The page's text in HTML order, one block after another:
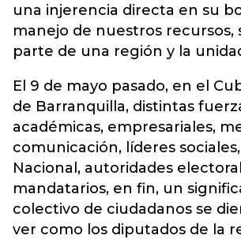
una injerencia directa en su
manejo de nuestros recursos,
parte de una región y la
El 9 de mayo pasado, en el
de Barranquilla, distintas
académicas, empresariales,
comunicación, líderes
Nacional, autoridades
mandatarios, en fin, un
colectivo de ciudadanos se
ver como los diputados de la